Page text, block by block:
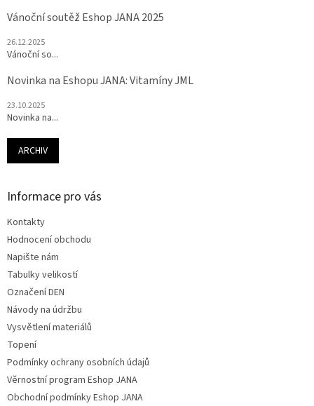
Vánoční soutěž Eshop JANA 2025
26.12.2025
Vánoční so...
Novinka na Eshopu JANA: Vitamíny JML
23.10.2025
Novinka na...
ARCHIV
Informace pro vás
Kontakty
Hodnocení obchodu
Napište nám
Tabulky velikostí
Označení DEN
Návody na údržbu
Vysvětlení materiálů
Topení
Podmínky ochrany osobních údajů
Věrnostní program Eshop JANA
Obchodní podmínky Eshop JANA